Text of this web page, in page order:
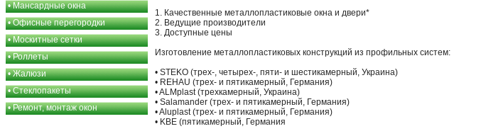
•Мансардные окна
•Офисные перегородки
•Москитные сетки
•Роллеты
•Жалюзи
•Стеклопакеты
•Ремонт, монтаж окон
1. Качественные металлопластиковые окна и двери*
2. Ведущие производители
3. Доступные цены
Изготовление металлопластиковых конструкций из профильных систем:
• STEKO (трех-, четырех-, пяти- и шестикамерный, Украина)
• REHAU (трех- и пятикамерный, Германия)
• ALMplast (трехкамерный, Украина)
• Salamander (трех- и пятикамерный, Германия)
• Aluplast (трех- и пятикамерный, Германия)
• KBE (пятикамерный, Германия